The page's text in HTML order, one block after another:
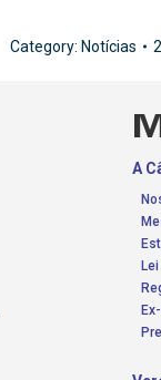
Category: Notícias
A